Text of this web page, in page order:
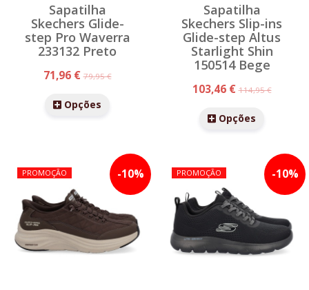
Sapatilha
Skechers Glide-
step Pro Waverra
233132 Preto
71,96 €79,95 €
Opções
Sapatilha
Skechers Slip-ins
Glide-step Altus
Starlight Shin
150514 Bege
103,46 €114,95 €
Opções
-10%
PROMOÇÃO -10%
PROMOÇÃO